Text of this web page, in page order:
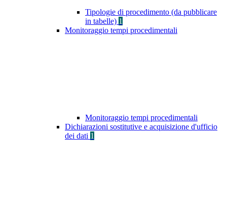
Tipologie di procedimento (da pubblicare
in tabelle) 1
Monitoraggio tempi procedimentali
Monitoraggio tempi procedimentali
Dichiarazioni sostitutive e acquisizione d'ufficio
dei dati 1